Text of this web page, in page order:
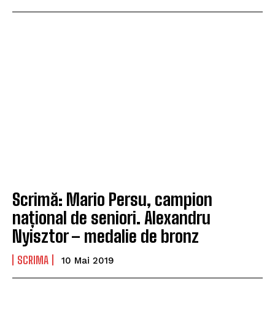
Scrimă: Mario Persu, campion
național de seniori. Alexandru
Nyisztor – medalie de bronz
SCRIMA 10 Mai 2019